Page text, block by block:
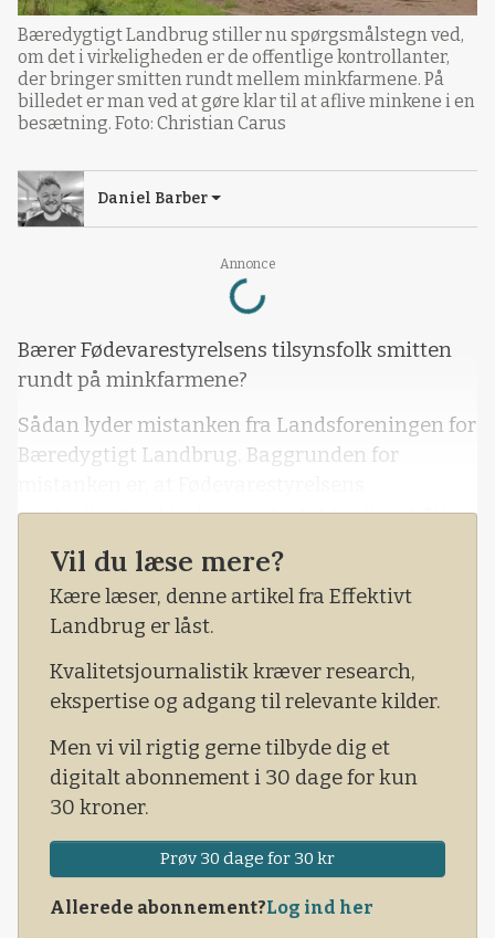
Annonce
Loading...
Bæredygtigt Landbrug stiller nu spørgsmålstegn ved,
om det i virkeligheden er de offentlige kontrollanter,
der bringer smitten rundt mellem minkfarmene. På
billedet er man ved at gøre klar til at aflive minkene i en
besætning. Foto: Christian Carus
Daniel Barber
Bærer Fødevarestyrelsens tilsynsfolk smitten
rundt på minkfarmene?
Sådan lyder mistanken fra Landsforeningen for
Bæredygtigt Landbrug. Baggrunden for
kontrollanter ikke kræves testet for Covid-19,
efter de har besøgt en smittet minkfarm, inden
de kan besøge en ny – selvom denne er
konstateret rask. Og det vækker bekymring hos
direktør i Bæredygtigt Landbrug, Hans
Aarestrup.
Vil du læse mere?
Kære læser, denne artikel fra Effektivt
Landbrug er låst.
Kvalitetsjournalistik kræver research,
ekspertise og adgang til relevante kilder.
Men vi vil rigtig gerne tilbyde dig et
digitalt abonnement i 30 dage for kun
30 kroner.
Prøv 30 dage for 30 kr
Allerede abonnement?Log ind her